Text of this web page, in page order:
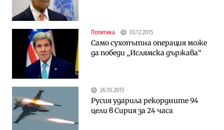
Политика 03.12.2015
Само сухопътна операция може
да победи „Ислямска държава“
26.10.2015
Русия ударила рекордните 94
цели в Сирия за 24 часа